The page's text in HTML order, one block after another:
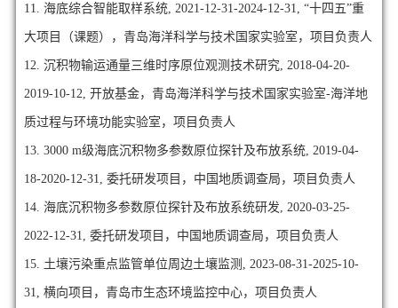
11. 海底综合智能取样系统, 2021-12-31-2024-12-31, “十四五”重
大项目（课题），青岛海洋科学与技术国家实验室，项目负责人
12. 沉积物输运通量三维时序原位观测技术研究, 2018-04-20-
2019-10-12, 开放基金，青岛海洋科学与技术国家实验室-海洋地
质过程与环境功能实验室，项目负责人
13. 3000 m级海底沉积物多参数原位探针及布放系统, 2019-04-
18-2020-12-31, 委托研发项目，中国地质调查局，项目负责人
14. 海底沉积物多参数原位探针及布放系统研发, 2020-03-25-
2022-12-31, 委托研发项目，中国地质调查局，项目负责人
15. 土壤污染重点监管单位周边土壤监测, 2023-08-31-2025-10-
31, 横向项目，青岛市生态环境监控中心，项目负责人